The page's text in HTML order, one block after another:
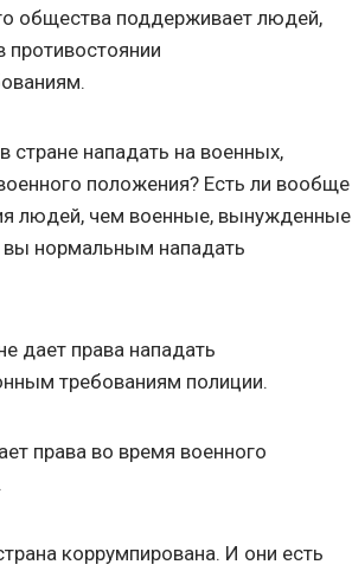
общества поддерживает людей,
нападать на военных,
положения? Есть ли вообще
людей, чем военные, вынужденные
вы нормальным нападать
дает права нападать
требованиям полиции.
права во время военного
коррумпирована. И они есть